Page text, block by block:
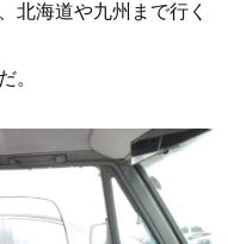
北海道や九州まで行く
。